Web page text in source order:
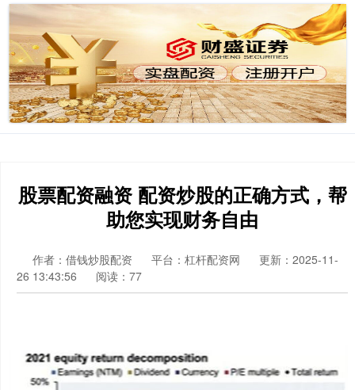
股票配资融资 配资炒股的正确方式，帮
助您实现财务自由
作者：借钱炒股配资 平台：杠杆配资网
更新：2025-11-
26 13:43:56
阅读：77